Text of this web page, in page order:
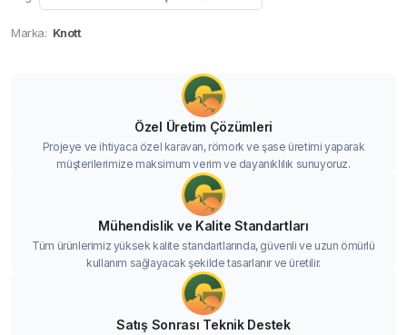
Marka: Knott
Özel Üretim Çözümleri
Projeye ve ihtiyaca özel karavan, römork ve şase üretimi yaparak
müşterilerimize maksimum verim ve dayanıklılık sunuyoruz.
Mühendislik ve Kalite Standartları
Tüm ürünlerimiz yüksek kalite standartlarında, güvenli ve uzun ömürlü
kullanım sağlayacak şekilde tasarlanır ve üretilir.
Satış Sonrası Teknik Destek